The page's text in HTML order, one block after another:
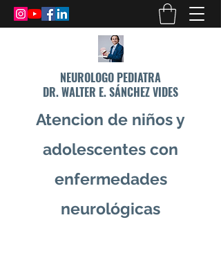
NEUROLOGO PEDIATRA
DR. WALTER E. SÁNCHEZ VIDES
Atencion de niños y
adolescentes con
enfermedades
neurológicas